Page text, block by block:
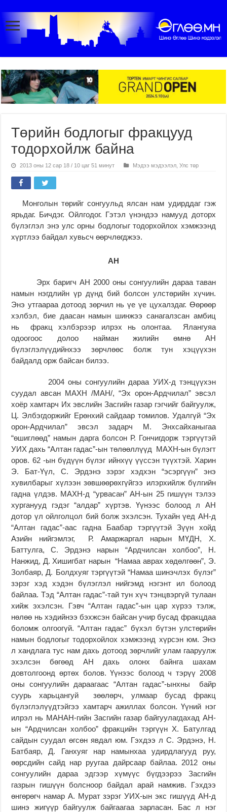
Төрийн бодлогыг фракцууд
тодорхойлж байна
2013 оны 12 сар 18 / 10 цаг 51 минут Мэдээ мэдээлэл ,Улс төр
Монголын төрийг сонгуульд ялсан нам удирддаг гэж
ярьдаг. Бичдэг. Ойлгодог. Гэтэл үнэндээ намууд доторх
бүлэглэл энэ улс орны бодлогыг тодорхойлох хэмжээнд
хүртлээ байдал хувьсч өөрчлөгджээ.
АН
Эрх баригч АН 2000 оны сонгуулийн дараа таван
намын нэгдлийн үр дүнд бий болсон улстөрийн хүчин.
Энэ утгаараа дотоод зөрчил нь үе үе цухалздаг. Өөрөөр
хэлбэл, бие даасан намын шинжээ санагалзсан амбиц
нь фракц хэлбэрээр илрэх нь олонтаа. Ялангуяа
одоогоос долоо найман жилийн өмнө АН
бүлэглэлүүдийнхээ зөрчлөөс болж тун хэцүүхэн
байдалд орж байсан билээ.
2004 оны сонгуулийн дараа УИХ-д тэнцүүхэн
суудал авсан МАХН /МАН/, “Эх орон-Ардчилал” эвсэл
хоёр хамтарч Их эвслийн Засгийн газар гэгчийг байгуулж,
Ц. Элбэгдоржийг Ерөнхий сайдаар томилов. Удалгүй “Эх
орон-Ардчилал” эвсэл задарч М. Энхсайханыгаа
“өшиглөөд” намын дарга болсон Р. Гончигдорж тэргүүтэй
УИХ дахь “Алтан гадас”-ын төлөөллүүд МАХН-ын бүлэгт
оров. 62 -ын бүдүүн бүлэг ийнхүү үүссэн түүхтэй. Харин
Э. Бат-Үүл, С. Эрдэнэ зэрэг хэдхэн “эсэргүүн” энэ
хувилбарыг хүлээн зөвшөөрөхгүйгээ илэрхийлж бүлгийн
гадна үлдэв. МАХН-д “урвасан” АН-ын 25 гишүүн тэлээ
хурганууд гэдэг “алдар” хүртэв. Үүнээс болоод л АН
дотор үл ойлголцол бий болж эхэлсэн. Тухайн үед АН-д
“Алтан гадас”-аас гадна Баабар тэргүүтэй Зүүн хойд
Азийн нийгэмлэг, Р. Амаржаргал нарын МҮДН, Х.
Баттулга, С. Эрдэнэ нарын “Ардчилсан холбоо”, Н.
Нанжид, Д. Хишигбат нарын “Намаа аврах хөдөлгөөн”, Э.
Золбаяр, Д. Болдхуяг тэргүүтэй “Намаа шинэчлэх бүлэг”
зэрэг хэд хэдэн бүлэглэл нийгэмд нэгэнт ил болоод
байлаа. Тэд “Алтан гадас”-тай тун хүч тэнцвэргүй тулаан
хийж эхэлсэн. Гэвч “Алтан гадас”-ын цар хүрээ тэлж,
нөлөө нь хэдийнээ бэхжсэн байсан учир бусад фракцдаа
боломж олгоогүй. “Алтан гадас” бүхэл бүтэн улстөрийн
намын бодлогыг тодорхойлох хэмжээнд хүрсэн юм. Энэ
л хандлага тус нам дахь дотоод зөрчлийг улам гааруулж
эхэлсэн бөгөөд АН дахь олонх байнга шахам
довтолгоонд өртөх болов. Үүнээс болоод ч тэрүү 2008
оны сонгуулийн дараагаас “Алтан гадас”-ынхны байр
суурь харьцангуй зөөлөрч, улмаар бусад фракц
бүлэглэлүүдтэйгээ хамтарч ажиллах болсон. Үүний нэг
илрэл нь МАНАН-гийн Засгийн газар байгуулагдахад АН-
ын “Ардчилсан холбоо” фракцийн тэргүүн Х. Батулгад
сайдын суудал өгсөн явдал юм. Гэхдээ л С. Эрдэнэ, Н.
Батбаяр, Д. Ганхуяг нар намынхаа удирдлагууд руу,
өөрсдийн сайд нар руугаа дайрсаар байлаа. 2012 оны
сонгуулийн дараа эдгээр хүмүүс бүгдээрээ Засгийн
газрын гишүүн болсноор байдал арай намжив. Гэхдээ
өнгөрөгч намар А. Мурат зэрэг УИХ-ын экс гишүүд АН-д
шинэ жигүүр байгуулж байгаагаа зарласан. Бас л нэг